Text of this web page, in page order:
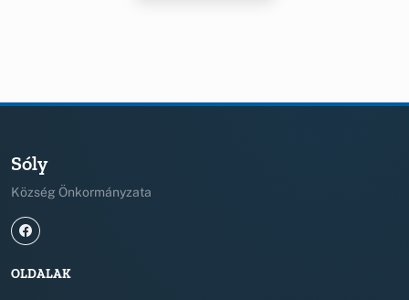
Sóly
Község Önkormányzata
OLDALAK